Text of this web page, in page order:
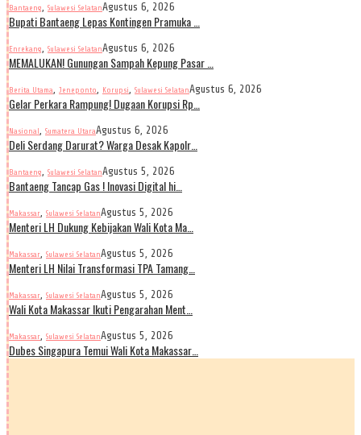
Bantaeng, Sulawesi SelatanAgustus 6, 2026
Bupati Bantaeng Lepas Kontingen Pramuka …
Enrekang, Sulawesi SelatanAgustus 6, 2026
MEMALUKAN! Gunungan Sampah Kepung Pasar …
Berita Utama, Jeneponto, Korupsi, Sulawesi SelatanAgustus 6, 2026
Gelar Perkara Rampung! Dugaan Korupsi Rp…
Nasional, Sumatera UtaraAgustus 6, 2026
Deli Serdang Darurat? Warga Desak Kapolr…
Bantaeng, Sulawesi SelatanAgustus 5, 2026
Bantaeng Tancap Gas ! Inovasi Digital hi…
Makassar, Sulawesi SelatanAgustus 5, 2026
Menteri LH Dukung Kebijakan Wali Kota Ma…
Makassar, Sulawesi SelatanAgustus 5, 2026
Menteri LH Nilai Transformasi TPA Tamang…
Makassar, Sulawesi SelatanAgustus 5, 2026
Wali Kota Makassar Ikuti Pengarahan Ment…
Makassar, Sulawesi SelatanAgustus 5, 2026
Dubes Singapura Temui Wali Kota Makassar…